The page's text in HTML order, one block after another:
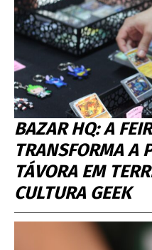
BAZAR HQ: A
TRANSFORMA A
TÁVORA EM
CULTURA GEEK